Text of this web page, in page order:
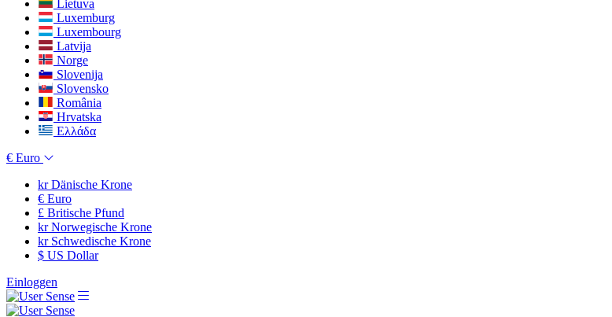
Lietuva
Luxemburg
Luxembourg
Latvija
Norge
Slovenija
Slovensko
România
Hrvatska
Ελλάδα
€ Euro
krDänische Krone
€ Euro
£ Britische Pfund
krNorwegische Krone
krSchwedische Krone
$ US Dollar
Einloggen